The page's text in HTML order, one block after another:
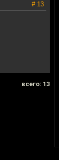
# 13
всего: 13